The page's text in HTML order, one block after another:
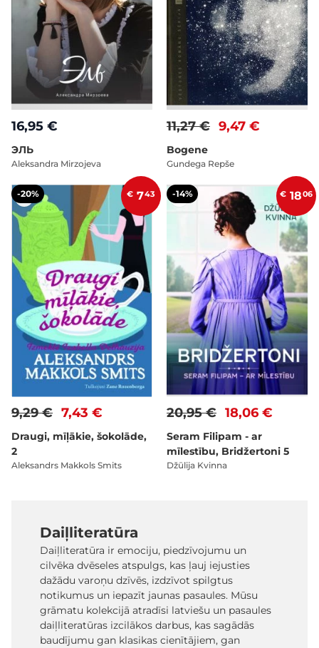
16,95 €
ЭЛЬ
Aleksandra Mirzojeva
9,47 €
11,27 €
Bogene
Gundega Repše
-20% € 743
7,43 €
9,29 €
Draugi, mīļākie, šokolāde,
2
Aleksandrs Makkols Smits
-14% € 1806
18,06 €
20,95 €
Seram Filipam - ar
mīlestību, Bridžertoni 5
Džūlija Kvinna
Daiļliteratūra
Daiļliteratūra ir emociju, piedzīvojumu un
cilvēka dvēseles atspulgs, kas ļauj iejusties
dažādu varoņu dzīvēs, izdzīvot spilgtus
notikumus un iepazīt jaunas pasaules. Mūsu
grāmatu kolekcijā atradīsi latviešu un pasaules
daiļliteratūras izcilākos darbus, kas sagādās
baudījumu gan klasikas cienītājiem, gan